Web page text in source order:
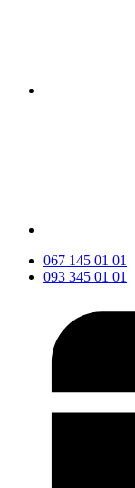
067 145 01 01
093 345 01 01